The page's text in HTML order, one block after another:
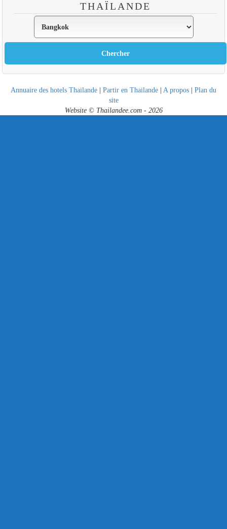
THAÏLANDE
Annuaire des hotels Thailande | Partir en Thailande | A propos | Plan du
site
Website © Thailandee.com - 2026